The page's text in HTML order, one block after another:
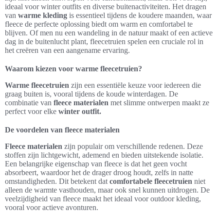
ideaal voor winter outfits en diverse buitenactiviteiten. Het dragen
van warme kleding is essentieel tijdens de koudere maanden, waar
fleece de perfecte oplossing biedt om warm en comfortabel te
blijven. Of men nu een wandeling in de natuur maakt of een actieve
dag in de buitenlucht plant, fleecetruien spelen een cruciale rol in
het creëren van een aangename ervaring.
Waarom kiezen voor warme fleecetruien?
Warme fleecetruien zijn een essentiële keuze voor iedereen die
graag buiten is, vooral tijdens de koude winterdagen. De
combinatie van fleece materialen met slimme ontwerpen maakt ze
perfect voor elke winter outfit.
De voordelen van fleece materialen
Fleece materialen zijn populair om verschillende redenen. Deze
stoffen zijn lichtgewicht, ademend en bieden uitstekende isolatie.
Een belangrijke eigenschap van fleece is dat het geen vocht
absorbeert, waardoor het de drager droog houdt, zelfs in natte
omstandigheden. Dit betekent dat comfortabele fleecetruien niet
alleen de warmte vasthouden, maar ook snel kunnen uitdrogen. De
veelzijdigheid van fleece maakt het ideaal voor outdoor kleding,
vooral voor actieve avonturen.